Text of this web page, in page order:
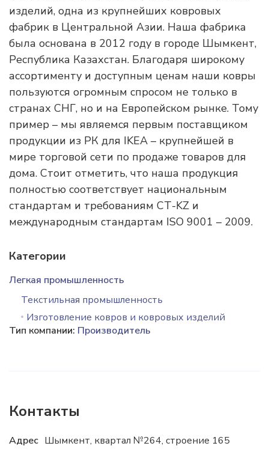
изделий, одна из крупнейших ковровых
фабрик в Центральной Азии. Наша фабрика
была основана в 2012 году в городе Шымкент,
Республика Казахстан. Благодаря широкому
ассортименту и доступным ценам наши ковры
пользуются огромным спросом не только в
странах СНГ, но и на Европейском рынке. Тому
пример – мы являемся первым поставщиком
продукции из РК для IKEA – крупнейшей в
мире торговой сети по продаже товаров для
дома. Стоит отметить, что наша продукция
полностью соответствует национальным
стандартам и требованиям СТ-KZ и
международным стандартам ISO 9001 – 2009.
Категории
Легкая промышленность
Текстильная промышленность
Изготовление ковров и ковровых изделий
Тип компании: Производитель
Контакты
Адрес Шымкент, квартал №264, строение 165